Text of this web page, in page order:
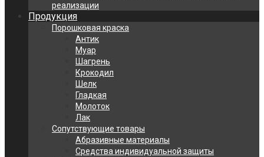
реализации
Продукция
Порошковая краска
Антик
Муар
Шагрень
Крокодил
Шелк
Гладкая
Молоток
Лак
Сопутствующие товары
Абразивные материалы
Средства индивидуальной защиты